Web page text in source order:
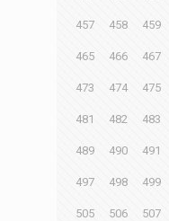
457 458 459
465 466 467
473 474 475
481 482 483
489 490 491
497 498 499
505 506 507